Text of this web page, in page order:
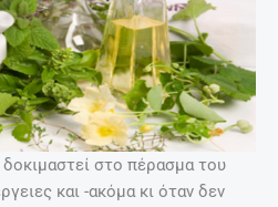
δοκιμαστεί στο πέρασμα του
και -ακόμα κι όταν δεν